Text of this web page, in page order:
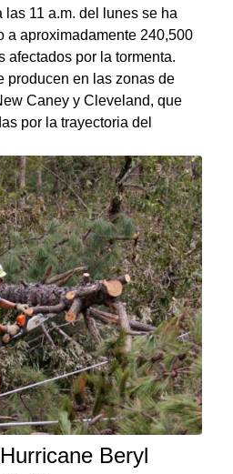
11 a.m. del lunes se ha
a aproximadamente 240,500
afectados por la tormenta.
producen en las zonas de
Caney y Cleveland, que
por la trayectoria del
Beryl